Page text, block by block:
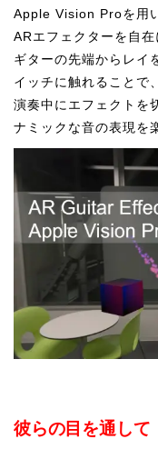
Apple Vision Proを用
ARエフェクターを自在
ギターの先端からレイ
イッチに触れることで
演奏中にエフェクトを
ナミックな音の表現を
彼らの目を通して